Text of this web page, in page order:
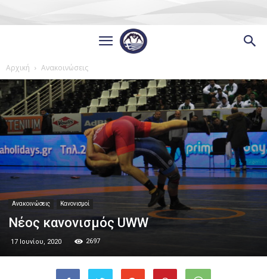
Αρχική Ανακοινώσεις
Ανακοινώσεις Κανονισμοί
Νέος κανονισμός UWW
17 Ιουνίου, 2020 2697